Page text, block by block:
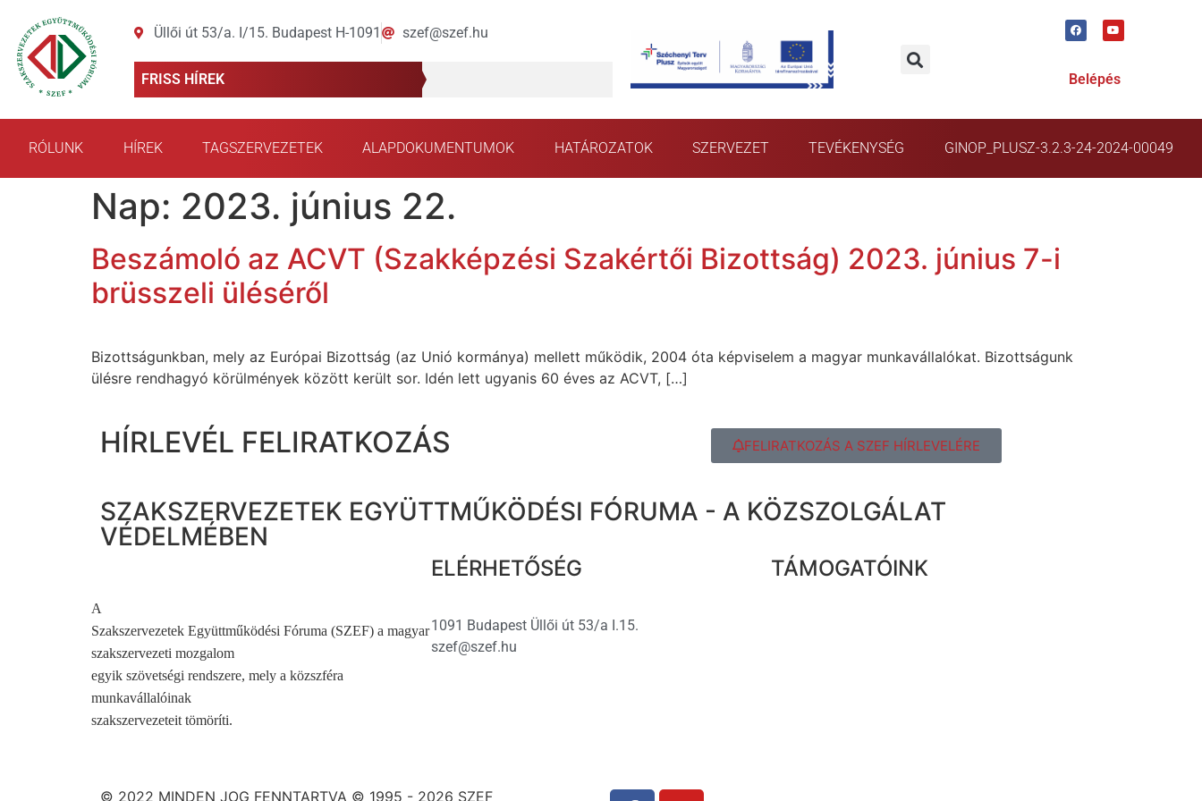
Üllői út 53/a. I/15. Budapest H-1091 szef@szef.hu
FRISS HÍREK Belépés
RÓLUNK HÍREK TAGSZERVEZETEK ALAPDOKUMENTUMOK HATÁROZATOK SZERVEZET TEVÉKENYSÉG GINOP_PLUSZ-3.2.3-24-2024-00049
Nap: 2023. június 22.
Beszámoló az ACVT (Szakképzési Szakértői Bizottság) 2023. június 7-i
brüsszeli üléséről
Bizottságunkban, mely az Európai Bizottság (az Unió kormánya) mellett működik, 2004 óta képviselem a magyar munkavállalókat. Bizottságunk
ülésre rendhagyó körülmények között került sor. Idén lett ugyanis 60 éves az ACVT, […]
HÍRLEVÉL FELIRATKOZÁS FELIRATKOZÁS A SZEF HÍRLEVELÉRE
SZAKSZERVEZETEK EGYÜTTMŰKÖDÉSI FÓRUMA - A KÖZSZOLGÁLAT
VÉDELMÉBEN
A
Szakszervezetek Együttműködési Fóruma (SZEF) a magyar
szakszervezeti mozgalom
egyik szövetségi rendszere, mely a közszféra
munkavállalóinak
szakszervezeteit tömöríti.
ELÉRHETŐSÉG
1091 Budapest Üllői út 53/a I.15.
szef@szef.hu
TÁMOGATÓINK
© 2022 MINDEN JOG FENNTARTVA © 1995 - 2026 SZEF